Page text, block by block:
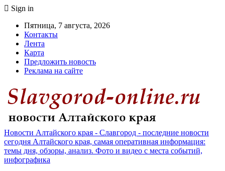
Sign in
Пятница, 7 августа, 2026
Контакты
Лента
Карта
Предложить новость
Реклама на сайте
Новости Алтайского края - Славгород - последние новости
сегодня Алтайского края, самая оперативная информация:
темы дня, обзоры, анализ. Фото и видео с места событий,
инфографика